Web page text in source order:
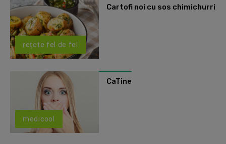
rețete fel de fel
Cartofi noi cu sos chimichurri
medicool
CaTine